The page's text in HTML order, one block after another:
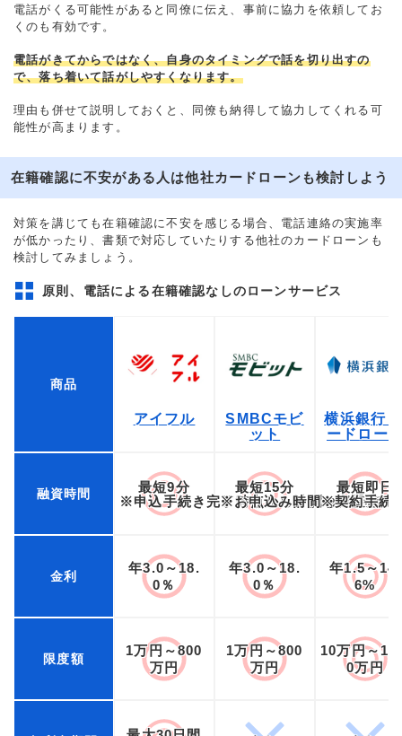
電話がくる可能性があると同僚に伝え、事前に協力を依頼してお
くのも有効です。
電話がきてからではなく、自身のタイミングで話を切り出すの
で、落ち着いて話がしやすくなります。
理由も併せて説明しておくと、同僚も納得して協力してくれる可
能性が高まります。
在籍確認に不安がある人は他社カードローンも検討しよう
対策を講じても在籍確認に不安を感じる場合、電話連絡の実施率
が低かったり、書類で対応していたりする他社のカードローンも
検討してみましょう。
原則、電話による在籍確認なしのローンサービス
商品
アイフル
SMBCモビ
ット
横浜銀行
ードロー
融資時間 最短9分
※申込手続き完了時点から計測した最短時
最短15分
※お申込み時間や審査状況
最短即日
※契約手続
金利
年3.0～18.
0％
年3.0～18.
0％
年1.5～14.
6%
限度額
1万円～800
万円
1万円～800
万円
10万円～
0万円